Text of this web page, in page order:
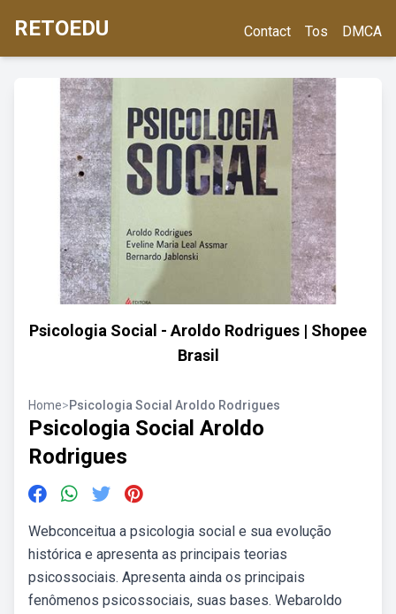
RETOEDU Contact Tos DMCA
Psicologia Social - Aroldo Rodrigues | Shopee
Brasil
Home>Psicologia Social Aroldo Rodrigues
Psicologia Social Aroldo
Rodrigues
Webconceitua a psicologia social e sua evolução
histórica e apresenta as principais teorias
psicossociais. Apresenta ainda os principais
fenômenos psicossociais, suas bases. Webaroldo